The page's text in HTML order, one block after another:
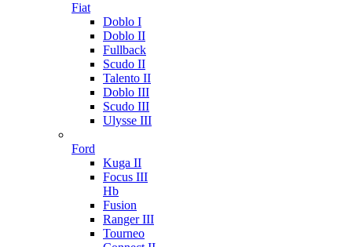
Fiat
Doblo I
Doblo II
Fullback
Scudo II
Talento II
Doblo III
Scudo III
Ulysse III
Ford
Kuga II
Focus III
Hb
Fusion
Ranger III
Tourneo